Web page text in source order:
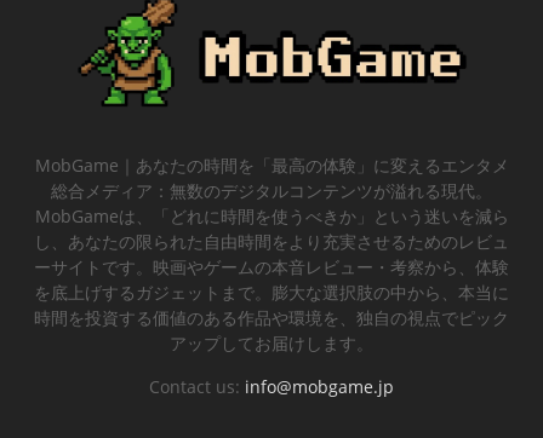
MobGame｜あなたの時間を「最高の体験」に変えるエンタメ
総合メディア：無数のデジタルコンテンツが溢れる現代。
MobGameは、「どれに時間を使うべきか」という迷いを減ら
し、あなたの限られた自由時間をより充実させるためのレビュ
ーサイトです。映画やゲームの本音レビュー・考察から、体験
を底上げするガジェットまで。膨大な選択肢の中から、本当に
時間を投資する価値のある作品や環境を、独自の視点でピック
アップしてお届けします。
Contact us: info@mobgame.jp